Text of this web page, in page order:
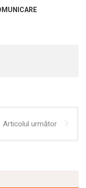
Articolul următor